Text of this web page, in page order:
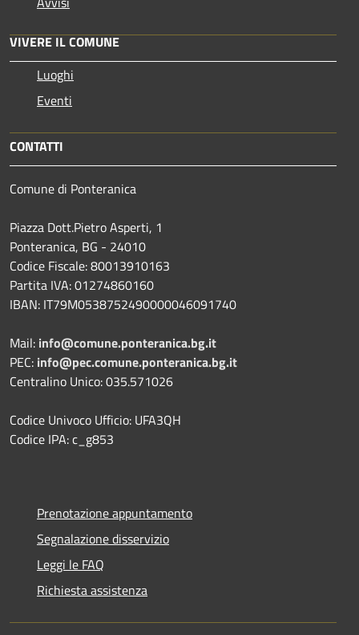
VIVERE IL COMUNE
Luoghi
Eventi
CONTATTI
Comune di Ponteranica
Piazza Dott.Pietro Asperti, 1
Ponteranica, BG - 24010
Codice Fiscale: 80013910163
Partita IVA: 01274860160
IBAN: IT79M0538752490000046091740
Mail: info@comune.ponteranica.bg.it
PEC: info@pec.comune.ponteranica.bg.it
Centralino Unico: 035.571026
Codice Univoco Ufficio: UFA3QH
Codice IPA: c_g853
Prenotazione appuntamento
Segnalazione disservizio
Leggi le FAQ
Richiesta assistenza